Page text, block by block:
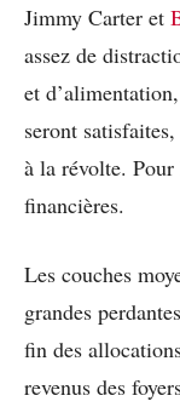
Jimmy Carter et
assez de
et
seront
à la révolte.
financières.
Les couches
grandes
fin des
revenus des